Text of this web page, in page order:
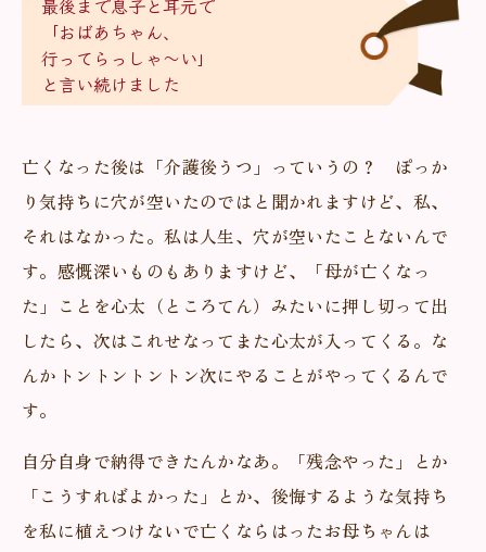
最後まで息子と耳元で
「おばあちゃん、
行ってらっしゃ〜い」
と言い続けました
亡くなった後は「介護後うつ」っていうの？ ぽっか
り気持ちに穴が空いたのではと聞かれますけど、私、
それはなかった。私は人生、穴が空いたことないんで
す。感慨深いものもありますけど、「母が亡くなっ
た」ことを心太（ところてん）みたいに押し切って出
したら、次はこれせなってまた心太が入ってくる。な
んかトントントントン次にやることがやってくるんで
す。
自分自身で納得できたんかなあ。「残念やった」とか
「こうすればよかった」とか、後悔するような気持ち
を私に植えつけないで亡くならはったお母ちゃんは